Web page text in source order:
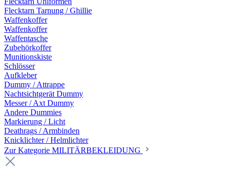
Flecktarn Tarnung / Ghillie
Waffenkoffer
Waffenkoffer
Waffentasche
Zubehörkoffer
Munitionskiste
Schlösser
Aufkleber
Dummy / Attrappe
Nachtsichtgerät Dummy
Messer / Axt Dummy
Andere Dummies
Markierung / Licht
Deathrags / Armbinden
Knicklichter / Helmlichter
Zur Kategorie MILITÄRBEKLEIDUNG